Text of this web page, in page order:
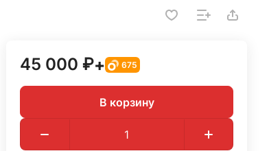
45 000 ₽+ 675
В корзину